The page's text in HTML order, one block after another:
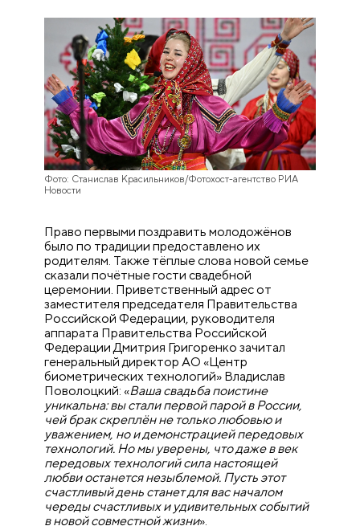
Фото: Станислав Красильников/Фотохост-агентство РИА
Новости
Право первыми поздравить молодожёнов
было по традиции предоставлено их
родителям. Также тёплые слова новой семье
сказали почётные гости свадебной
церемонии. Приветственный адрес от
заместителя председателя Правительства
Российской Федерации, руководителя
аппарата Правительства Российской
Федерации Дмитрия Григоренко зачитал
генеральный директор АО «Центр
биометрических технологий» Владислав
Поволоцкий: «Ваша свадьба поистине
уникальна: вы стали первой парой в России,
чей брак скреплён не только любовью и
уважением, но и демонстрацией передовых
технологий. Но мы уверены, что даже в век
передовых технологий сила настоящей
любви останется незыблемой. Пусть этот
счастливый день станет для вас началом
череды счастливых и удивительных событий
в новой совместной жизни».